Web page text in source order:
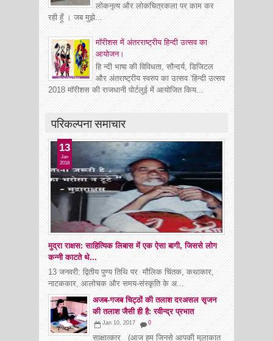
लोकनृत्य और लोकचित्रकला पर काम कर
रही हूँ । जब मुझे...
मॉरीशस में अंतरराष्ट्रीय हिन्दी उत्सव का
आयोजन।
हि न्दी भाषा की विविधता, सौन्दर्य, डिजिटल
और अंतराष्ट्रीय स्वरुप का उत्सव ‘हिन्दी उत्सव
2018 मॉरीशस की राजधानी पोर्टलुई में आयोजित किय...
परिकल्पना समाचार
मुद्रा राक्षस: साहित्यिक लिबास में एक ऐसा बागी, जिससे लोग
कन्नी काटते थे...
13
Jan
2018
13 जनवरी: द्वितीय पुण्य तिथि पर मौलिक चिंतक, कथाकार,
नाटककार, आलोचक और समय-संस्कृति के अ...
अजब-गजब चिट्ठों की तलाश दरअसल सृजन
की तलाश जैसी ही है: रवीन्द्र प्रभात
Jan 10, 2017 0
साक्षात्कार (आज हम जिनसे आपकी मुलाकात